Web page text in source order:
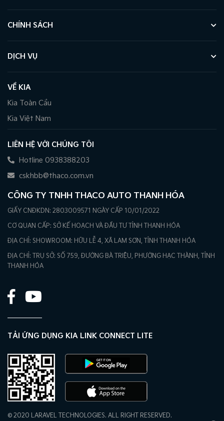
CHÍNH SÁCH
DỊCH VỤ
VỀ KIA
Kia Toàn Cầu
Kia Việt Nam
LIÊN HỆ VỚI CHÚNG TÔI
Hotline 0938388203
cskhbb@thaco.com.vn
CÔNG TY TNHH THACO AUTO THANH HÓA
GIẤY CNĐKDN: 2803009571 NGÀY CẤP 10/01/2022
CƠ QUAN CẤP: SỞ KẾ HOẠCH VÀ ĐẦU TƯ TỈNH THANH HÓA
ĐỊA CHỈ: SHOWROOM: HỮU LỄ 4, XÃ LAM SƠN, TỈNH THANH HÓA
ĐỊA CHỈ: TRỤ SỞ: SỐ 759, ĐƯỜNG BÀ TRIỆU, PHƯỜNG HẠC THÀNH, TỈNH
THANH HÓA
TẢI ỨNG DỤNG KIA LINK CONNECT LITE
© 2020 LARAVEL TECHNOLOGIES. ALL RIGHT RESERVED.